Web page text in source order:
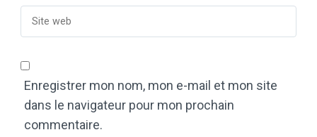
Enregistrer mon nom, mon e-mail et mon site
dans le navigateur pour mon prochain
commentaire.